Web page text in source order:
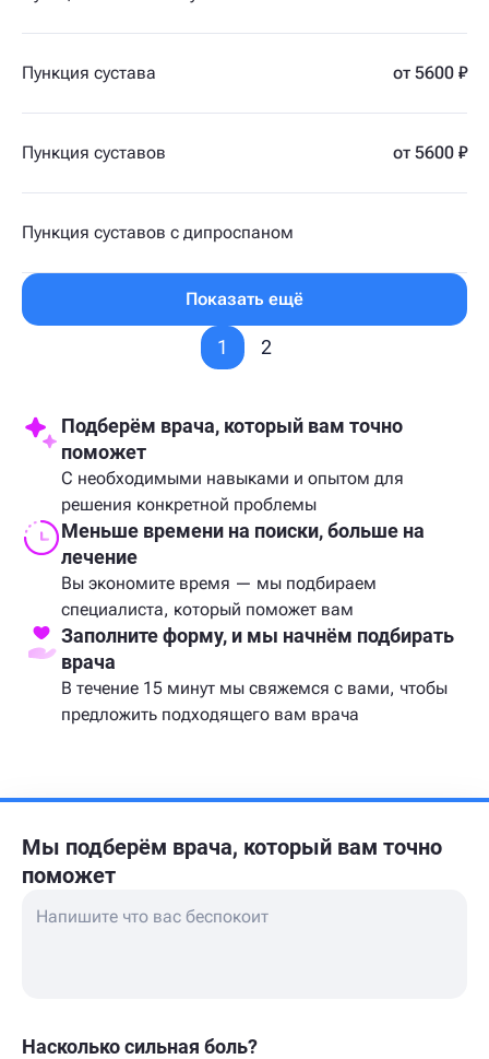
Пункция сустава от 5600 ₽
Пункция суставов от 5600 ₽
Пункция суставов с дипроспаном
Показать ещё
1 2
Подберём врача, который вам точно
поможет
С необходимыми навыками и опытом для
решения конкретной проблемы
Меньше времени на поиски, больше на
лечение
Вы экономите время — мы подбираем
специалиста, который поможет вам
Заполните форму, и мы начнём подбирать
врача
В течение 15 минут мы свяжемся с вами, чтобы
предложить подходящего вам врача
Мы подберём врача, который вам точно
поможет
Насколько сильная боль?